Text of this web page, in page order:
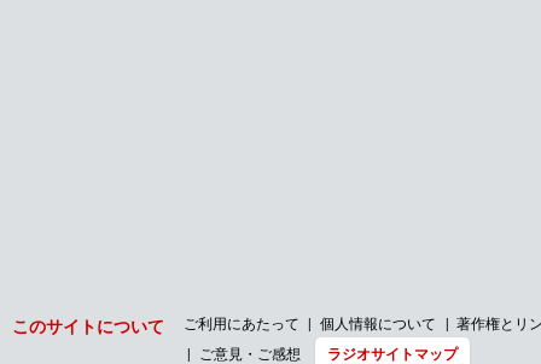
このサイトについて ご利用にあたって 個人情報について
著作権とリ
ご意見・ご感想
ラジオサイトマップ